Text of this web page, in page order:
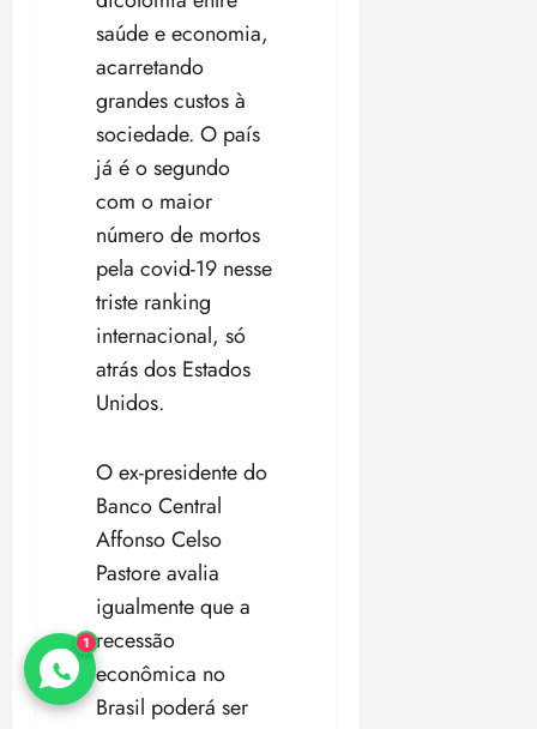
saúde e economia,
acarretando
grandes custos à
sociedade. O país
já é o segundo
com o maior
número de mortos
pela covid-19 nesse
triste ranking
internacional, só
atrás dos Estados
Unidos.
O ex-presidente do
Banco Central
Affonso Celso
Pastore avalia
igualmente que a
recessão
econômica no
Brasil poderá ser
1